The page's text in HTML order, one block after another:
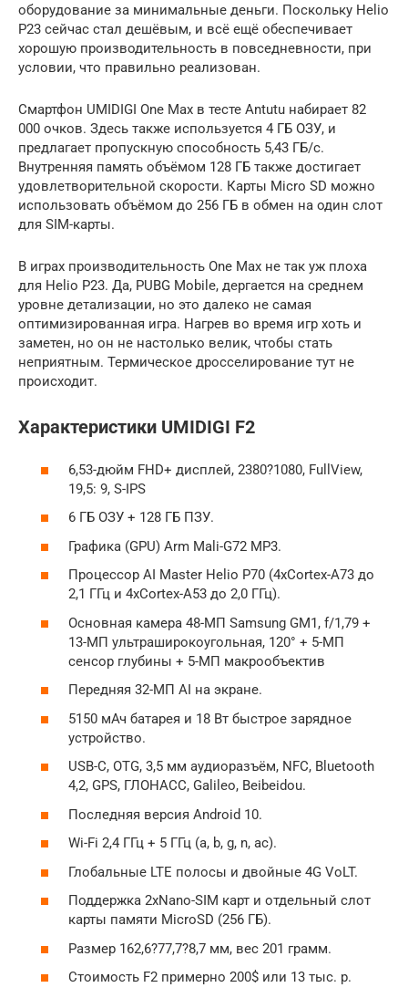
оборудование за минимальные деньги. Поскольку Helio
P23 сейчас стал дешёвым, и всё ещё обеспечивает
хорошую производительность в повседневности, при
условии, что правильно реализован.
Смартфон UMIDIGI One Max в тесте Antutu набирает 82
000 очков. Здесь также используется 4 ГБ ОЗУ, и
предлагает пропускную способность 5,43 ГБ/с.
Внутренняя память объёмом 128 ГБ также достигает
удовлетворительной скорости. Карты Micro SD можно
использовать объёмом до 256 ГБ в обмен на один слот
для SIM-карты.
В играх производительность One Max не так уж плоха
для Helio P23. Да, PUBG Mobile, дергается на среднем
уровне детализации, но это далеко не самая
оптимизированная игра. Нагрев во время игр хоть и
заметен, но он не настолько велик, чтобы стать
неприятным. Термическое дросселирование тут не
происходит.
Характеристики UMIDIGI F2
6,53-дюйм FHD+ дисплей, 2380?1080, FullView,
19,5: 9, S-IPS
6 ГБ ОЗУ + 128 ГБ ПЗУ.
Графика (GPU) Arm Mali-G72 MP3.
Процессор AI Master Helio P70 (4xCortex-A73 до
2,1 ГГц и 4xCortex-A53 до 2,0 ГГц).
Основная камера 48-МП Samsung GM1, f/1,79 +
13-МП ультраширокоугольная, 120° + 5-МП
сенсор глубины + 5-МП макрообъектив
Передняя 32-МП AI на экране.
5150 мАч батарея и 18 Вт быстрое зарядное
устройство.
USB-C, OTG, 3,5 мм аудиоразъём, NFC, Bluetooth
4,2, GPS, ГЛОНАСС, Galileo, Beibeidou.
Последняя версия Android 10.
Wi-Fi 2,4 ГГц + 5 ГГц (a, b, g, n, ac).
Глобальные LTE полосы и двойные 4G VoLT.
Поддержка 2хNano-SIM карт и отдельный слот
карты памяти MicroSD (256 ГБ).
Размер 162,6?77,7?8,7 мм, вес 201 грамм.
Стоимость F2 примерно 200$ или 13 тыс. р.